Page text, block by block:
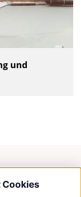
Cookies
und